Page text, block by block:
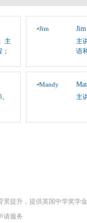
主
Jim
主
语
主
提升，提供英国中学奖学
请服务